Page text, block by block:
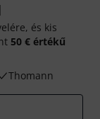
és kis
50 € értékű
Thomann